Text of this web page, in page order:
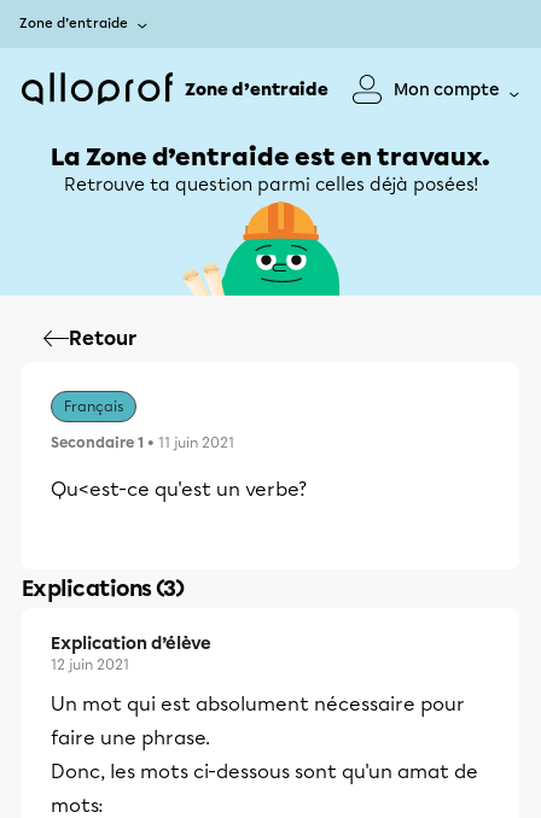
Zone d’entraide
Zone d’entraide Mon compte
La Zone d’entraide est en travaux.
Retrouve ta question parmi celles déjà posées!
Retour
Français
Secondaire 1 • 11 juin 2021
Qu<est-ce qu'est un verbe?
Explications (3)
Explication d’élève
12 juin 2021
Un mot qui est absolument nécessaire pour
faire une phrase.
Donc, les mots ci-dessous sont qu'un amat de
mots: